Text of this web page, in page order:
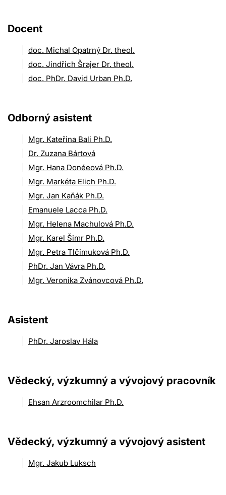
Docent
doc. Michal Opatrný Dr. theol.
doc. Jindřich Šrajer Dr. theol.
doc. PhDr. David Urban Ph.D.
Odborný asistent
Mgr. Kateřina Bali Ph.D.
Dr. Zuzana Bártová
Mgr. Hana Donéeová Ph.D.
Mgr. Markéta Elich Ph.D.
Mgr. Jan Kaňák Ph.D.
Emanuele Lacca Ph.D.
Mgr. Helena Machulová Ph.D.
Mgr. Karel Šimr Ph.D.
Mgr. Petra Tlčimuková Ph.D.
PhDr. Jan Vávra Ph.D.
Mgr. Veronika Zvánovcová Ph.D.
Asistent
PhDr. Jaroslav Hála
Vědecký, výzkumný a vývojový pracovník
Ehsan Arzroomchilar Ph.D.
Vědecký, výzkumný a vývojový asistent
Mgr. Jakub Luksch